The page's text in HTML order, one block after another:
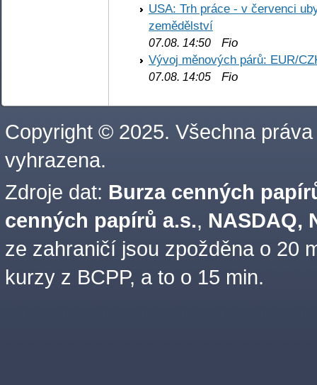
USA: Trh práce - v červenci
zemědělství
07.08. 14:50 Fio
Vývoj měnových párů: EUR/
07.08. 14:05 Fio
Copyright © 2025. Všechna práva
vyhrazena.
Zdroje dat: Burza cenných
cenných papírů a.s., NASDAQ,
ze zahraničí jsou zpožděna o 20
kurzy z BCPP, a to o 15 min.